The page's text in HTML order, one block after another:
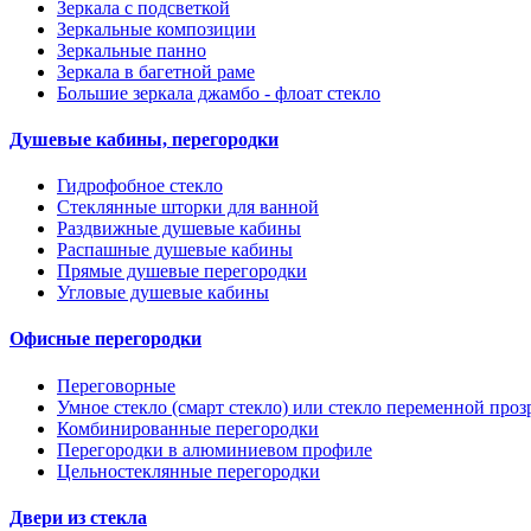
Зеркала с подсветкой
Зеркальные композиции
Зеркальные панно
Зеркала в багетной раме
Большие зеркала джамбо - флоат стекло
Душевые кабины, перегородки
Гидрофобное стекло
Стеклянные шторки для ванной
Раздвижные душевые кабины
Распашные душевые кабины
Прямые душевые перегородки
Угловые душевые кабины
Офисные перегородки
Переговорные
Умное стекло (смарт стекло) или стекло переменной
Комбинированные перегородки
Перегородки в алюминиевом профиле
Цельностеклянные перегородки
Двери из стекла